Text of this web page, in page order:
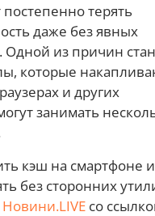
терять
даже без явных
Одной из причин
которые
и других
занимать
кэш на смартфоне и
без сторонних
Новини.LIVE со